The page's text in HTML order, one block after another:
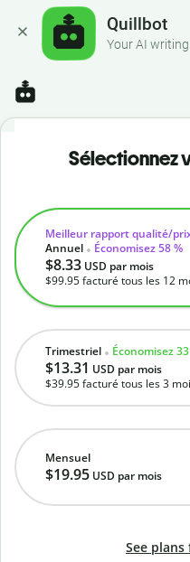
Quillbot
Your AI
Sélectionnez
Mensuel
$19.95 USD par mois
Trimestriel Économisez
$13.31 USD par mois
$39.95facturé tous les 3
Meilleur rapport qualité/
Annuel
Économisez 58 %
$8.33 USD par mois
$99.95facturé tous les 12
See